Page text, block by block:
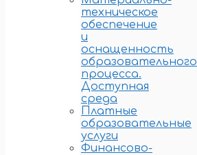
техническое
обеспечение
и
оснащенность
образовательного
процесса.
Доступная
среда
Платные
образовательные
услуги
Финансово-